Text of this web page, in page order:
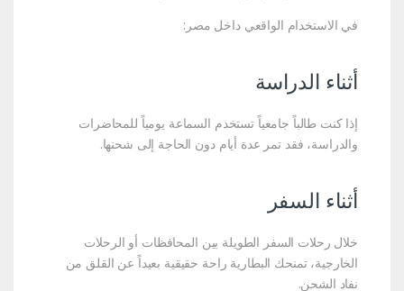
في الاستخدام الواقعي داخل مصر:
أثناء الدراسة
إذا كنت طالباً جامعياً تستخدم السماعة يومياً للمحاضرات
والدراسة، فقد تمر عدة أيام دون الحاجة إلى شحنها.
أثناء السفر
خلال رحلات السفر الطويلة بين المحافظات أو الرحلات
الخارجية، تمنحك البطارية راحة حقيقية بعيداً عن القلق من
نفاد الشحن.